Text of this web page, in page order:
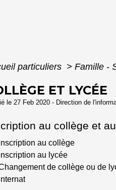
particuliers > Famille -
ET LYCÉE
le 27 Feb 2020 - Direction de
au collège et
Inscription au collège
Inscription au lycée
de collège ou de
Internat